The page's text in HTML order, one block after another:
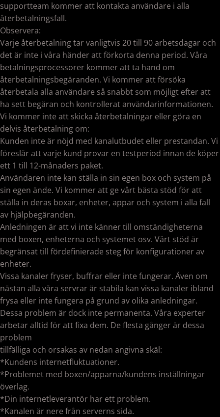
supportteam kommer att kontakta användare i alla
återbetalningsfall.
Observera:
Varje återbetalning tar vanligtvis 20 till 90 arbetsdagar och
det är inte i våra händer att förkorta denna period. Våra
betalningsprocessorer kommer att ta hand om
återbetalningsbegäranden. Vi kommer att försöka
återbetala alla användare så snabbt som möjligt efter att
ha sett begäran och kontrollerat användarinformationen.
Vi kommer inte att skicka återbetalningar eller göra en
delvis återbetalning om:
Kunden inte är nöjd med kanalutbudet eller prestandan. Vi
föreslår att varje kund provar en testperiod innan de köper
ett 1 till 12-månaders paket.
Användaren inte kan ställa in sin egen box och system på
sin egen ände. Vi kommer att ge vårt bästa stöd för att
ställa in deras boxar, enheter, appar och system i alla fall
av hjälpbegäranden.
Anledningen är att vi inte känner till omständigheterna
med boxen, enheterna och systemet osv. Vårt stöd är
begränsat till fördefinierade steg för konfigurationer av
enheter.
Vissa kanaler fryser, buffrar eller inte fungerar. Även om
nästan alla våra servrar är stabila kan vissa kanaler ibland
frysa eller inte fungera på grund av olika anledningar.
Dessa problem är dock inte permanenta. Våra experter
arbetar alltid för att fixa dem. De flesta gånger är dessa
problem
tillfälliga och orsakas av nedan angivna skäl:
*Kundens internetfluktuationer.
*Problemet med boxen/apparna/kundens inställningar
överlag.
*Din internetleverantör har ett problem.
*Kanalen är nere från serverns sida.